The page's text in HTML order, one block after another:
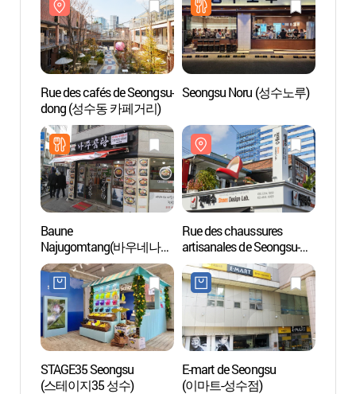
Rue des cafés de Seongsu-
dong (성수동 카페거리)
Seongsu Noru (성수노루)
Baune
Najugomtang(바우네나주
곰탕)
Rue des chaussures
artisanales de Seongsu-
dong (성수동 수제화거리)
STAGE35 Seongsu
(스테이지35 성수)
E-mart de Seongsu
(이마트-성수점)